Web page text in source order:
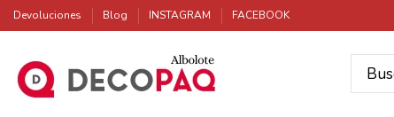
Devoluciones Blog INSTAGRAM FACEBOOK